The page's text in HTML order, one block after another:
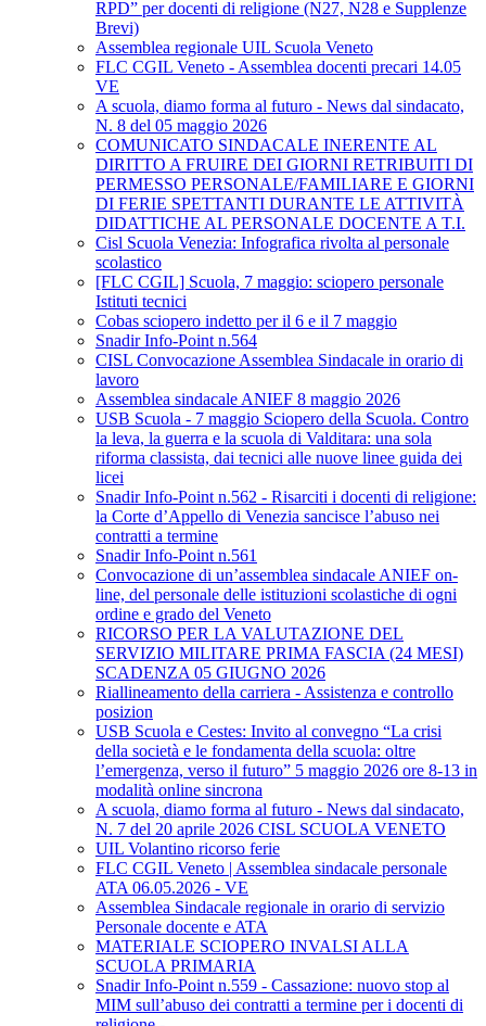
RPD” per docenti di religione (N27, N28 e Supplenze
Brevi)
Assemblea regionale UIL Scuola Veneto
FLC CGIL Veneto - Assemblea docenti precari 14.05
VE
A scuola, diamo forma al futuro - News dal sindacato,
N. 8 del 05 maggio 2026
COMUNICATO SINDACALE INERENTE AL
DIRITTO A FRUIRE DEI GIORNI RETRIBUITI DI
PERMESSO PERSONALE/FAMILIARE E GIORNI
DI FERIE SPETTANTI DURANTE LE ATTIVITÀ
DIDATTICHE AL PERSONALE DOCENTE A T.I.
Cisl Scuola Venezia: Infografica rivolta al personale
scolastico
[FLC CGIL] Scuola, 7 maggio: sciopero personale
Istituti tecnici
Cobas sciopero indetto per il 6 e il 7 maggio
Snadir Info-Point n.564
CISL Convocazione Assemblea Sindacale in orario di
lavoro
Assemblea sindacale ANIEF 8 maggio 2026
USB Scuola - 7 maggio Sciopero della Scuola. Contro
la leva, la guerra e la scuola di Valditara: una sola
riforma classista, dai tecnici alle nuove linee guida dei
licei
Snadir Info-Point n.562 - Risarciti i docenti di religione:
la Corte d’Appello di Venezia sancisce l’abuso nei
contratti a termine
Snadir Info-Point n.561
Convocazione di un’assemblea sindacale ANIEF on-
line, del personale delle istituzioni scolastiche di ogni
ordine e grado del Veneto
RICORSO PER LA VALUTAZIONE DEL
SERVIZIO MILITARE PRIMA FASCIA (24 MESI)
SCADENZA 05 GIUGNO 2026
Riallineamento della carriera - Assistenza e controllo
posizion
USB Scuola e Cestes: Invito al convegno “La crisi
della società e le fondamenta della scuola: oltre
l’emergenza, verso il futuro” 5 maggio 2026 ore 8-13 in
modalità online sincrona
A scuola, diamo forma al futuro - News dal sindacato,
N. 7 del 20 aprile 2026 CISL SCUOLA VENETO
UIL Volantino ricorso ferie
FLC CGIL Veneto | Assemblea sindacale personale
ATA 06.05.2026 - VE
Assemblea Sindacale regionale in orario di servizio
Personale docente e ATA
MATERIALE SCIOPERO INVALSI ALLA
SCUOLA PRIMARIA
Snadir Info-Point n.559 - Cassazione: nuovo stop al
MIM sull’abuso dei contratti a termine per i docenti di